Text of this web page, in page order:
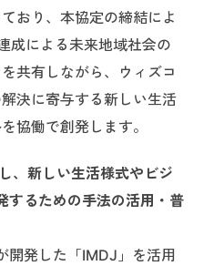
おり、本協定の締結によ
成による未来地域社会の
共有しながら、ウィズコ
決に寄与する新しい生活
協働で創発します。
、新しい生活様式やビジ
するための手法の活用・普
開発した「IMDJ」を活用